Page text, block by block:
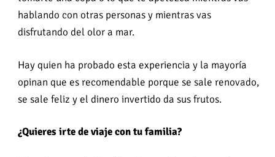
hablando con otras personas y mientras vas
disfrutando del olor a mar.
Hay quien ha probado esta experiencia y la mayoría
opinan que es recomendable porque se sale renovado,
se sale feliz y el dinero invertido da sus frutos.
¿Quieres irte de viaje con tu familia?